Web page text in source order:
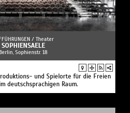
/ Theater
SOPHIENSAELE
Berlin, Sophienstr. 18
und Spielorte für die Freien
deutschsprachigen Raum.